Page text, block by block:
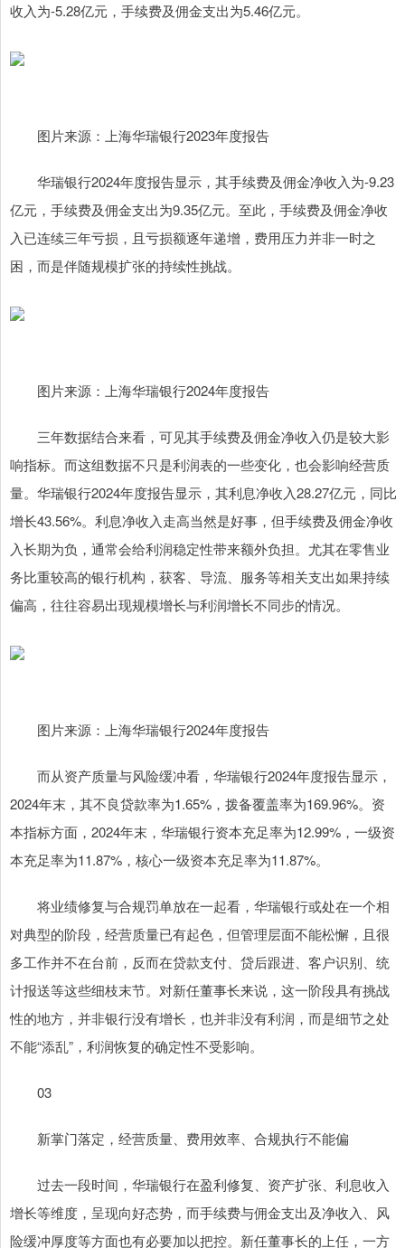
收入为-5.28亿元，手续费及佣金支出为5.46亿元。
图片来源：上海华瑞银行2023年度报告
华瑞银行2024年度报告显示，其手续费及佣金净收入为-9.23
亿元，手续费及佣金支出为9.35亿元。至此，手续费及佣金净收
入已连续三年亏损，且亏损额逐年递增，费用压力并非一时之
困，而是伴随规模扩张的持续性挑战。
图片来源：上海华瑞银行2024年度报告
三年数据结合来看，可见其手续费及佣金净收入仍是较大影
响指标。而这组数据不只是利润表的一些变化，也会影响经营质
量。华瑞银行2024年度报告显示，其利息净收入28.27亿元，同比
增长43.56%。利息净收入走高当然是好事，但手续费及佣金净收
入长期为负，通常会给利润稳定性带来额外负担。尤其在零售业
务比重较高的银行机构，获客、导流、服务等相关支出如果持续
偏高，往往容易出现规模增长与利润增长不同步的情况。
图片来源：上海华瑞银行2024年度报告
而从资产质量与风险缓冲看，华瑞银行2024年度报告显示，
2024年末，其不良贷款率为1.65%，拨备覆盖率为169.96%。资
本指标方面，2024年末，华瑞银行资本充足率为12.99%，一级资
本充足率为11.87%，核心一级资本充足率为11.87%。
将业绩修复与合规罚单放在一起看，华瑞银行或处在一个相
对典型的阶段，经营质量已有起色，但管理层面不能松懈，且很
多工作并不在台前，反而在贷款支付、贷后跟进、客户识别、统
计报送等这些细枝末节。对新任董事长来说，这一阶段具有挑战
性的地方，并非银行没有增长，也并非没有利润，而是细节之处
不能“添乱”，利润恢复的确定性不受影响。
03
新掌门落定，经营质量、费用效率、合规执行不能偏
过去一段时间，华瑞银行在盈利修复、资产扩张、利息收入
增长等维度，呈现向好态势，而手续费与佣金支出及净收入、风
险缓冲厚度等方面也有必要加以把控。新任董事长的上任，一方